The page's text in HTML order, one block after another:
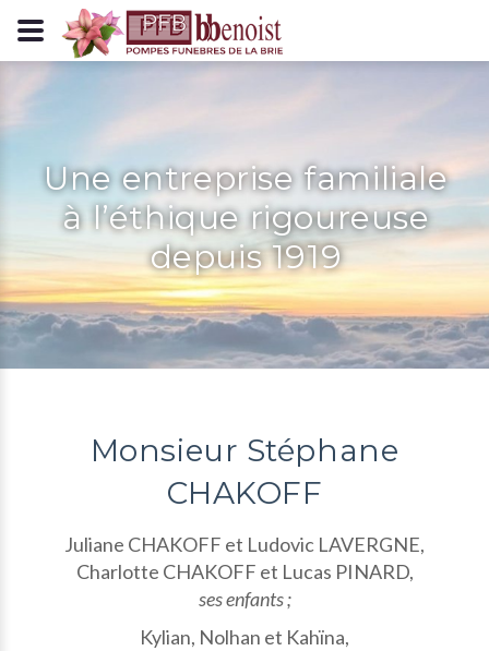
Panneau de gestion des cookies
Une entreprise familiale
à l’éthique rigoureuse
depuis 1919
Monsieur Stéphane
CHAKOFF
Juliane CHAKOFF et Ludovic LAVERGNE,
Charlotte CHAKOFF et Lucas PINARD,
ses enfants ;
Kylian, Nolhan et Kahïna,